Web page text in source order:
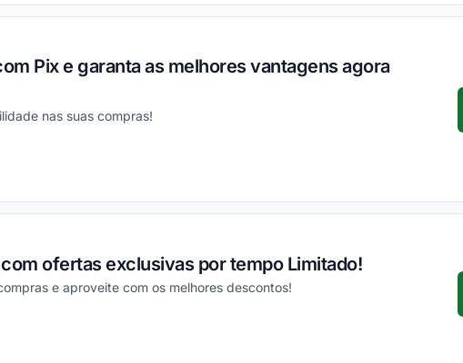
Pix e garanta as melhores vantagens agora
nas suas compras!
ofertas exclusivas por tempo Limitado!
e aproveite com os melhores descontos!